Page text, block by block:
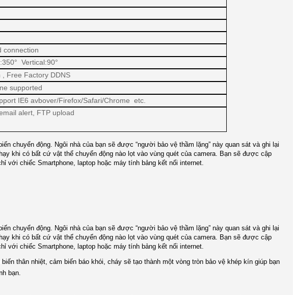
connection
Vertical:90°
n , Free Factory DDNS
supported
IE6 avbover/Firefox/Safari/Chrome etc.
alert, FTP upload
chuyển động. Ngôi nhà của bạn sẽ được “người bảo vệ thầm lặng” này quan sát và ghi lại
khi có bất cứ vật thể chuyển động nào lọt vào vùng quét của camera. Bạn sẽ được cập
với chiếc Smartphone, laptop hoặc máy tính bảng kết nối internet.
chuyển động. Ngôi nhà của bạn sẽ được “người bảo vệ thầm lặng” này quan sát và ghi lại
khi có bất cứ vật thể chuyển động nào lọt vào vùng quét của camera. Bạn sẽ được cập
với chiếc Smartphone, laptop hoặc máy tính bảng kết nối internet.
thân nhiệt, cảm biến báo khói, cháy sẽ tạo thành một vòng tròn bảo vệ khép kín giúp bạn
bạn.